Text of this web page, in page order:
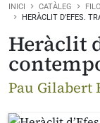
INICI CATÀLEG
HERÀCLIT D’EFES.
Heràclit
Pau Gilabert